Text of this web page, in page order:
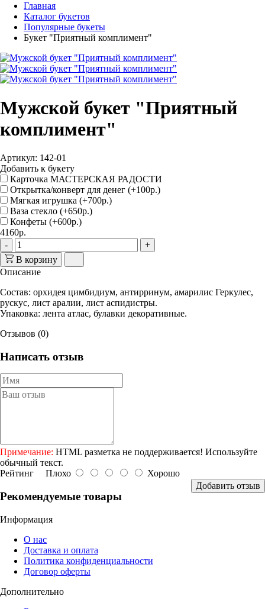
Главная
Каталог букетов
Популярные букеты
Букет "Приятный комплимент"
Мужской букет "Приятный
комплимент"
Артикул: 142-01
Добавить к букету
Карточка МАСТЕРСКАЯ РАДОСТИ
Открытка/конверт для денег (+100р.)
Мягкая игрушка (+700р.)
Ваза стекло (+650р.)
Конфеты (+600р.)
4160р.
-
+
В корзину
Описание
Состав: орхидея цимбидиум, антирринум, амарилис Геркулес,
рускус, лист аралии, лист аспидистры.
Упаковка: лента атлас, булавки декоративные.
Отзывов (0)
Написать отзыв
Примечание: HTML разметка не поддерживается! Используйте
обычный текст.
Рейтинг Плохо
Хорошо
Добавить отзыв
Рекомендуемые товары
Информация
О нас
Доставка и оплата
Политика конфиденциальности
Договор оферты
Дополнительно